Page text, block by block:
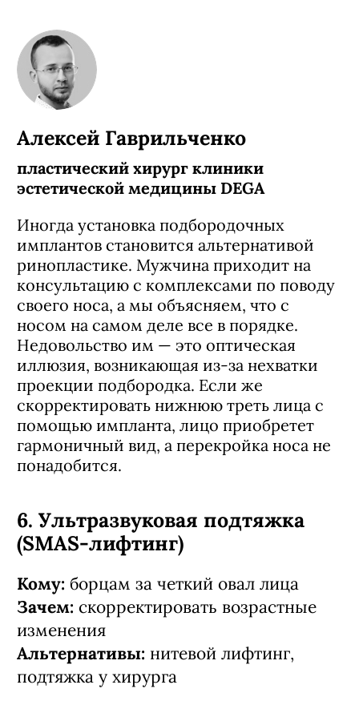
Алексей Гаврильченко
пластический хирург клиники
эстетической медицины DEGA
Иногда установка подбородочных
имплантов становится альтернативой
ринопластике. Мужчина приходит на
консультацию с комплексами по поводу
своего носа, а мы объясняем, что с
носом на самом деле все в порядке.
Недовольство им — это оптическая
иллюзия, возникающая из-за нехватки
проекции подбородка. Если же
скорректировать нижнюю треть лица с
помощью импланта, лицо приобретет
гармоничный вид, а перекройка носа не
понадобится.
6. Ультразвуковая подтяжка
(SMAS-лифтинг)
Кому: борцам за четкий овал лица
Зачем: скорректировать возрастные
изменения
Альтернативы: нитевой лифтинг,
подтяжка у хирурга